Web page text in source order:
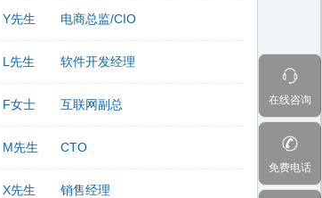
Y先生 电商总监/CIO
L先生 软件开发经理
F女士 互联网副总
M先生 CTO
X先生 销售经理
在线咨询
免费电话